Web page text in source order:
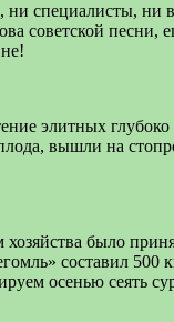
ни специалисты, ни
советской
элитных
вышли на
было
составил
осенью сеять